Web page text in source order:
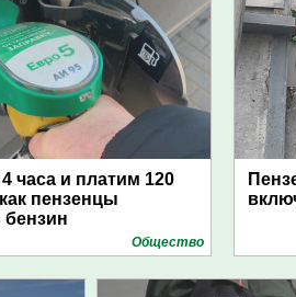
часа и платим 120
пензенцы
бензин
Общество